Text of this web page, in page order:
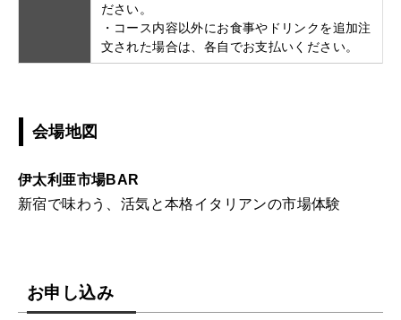
ださい。
・コース内容以外にお食事やドリンクを追加注
文された場合は、各自でお支払いください。
会場地図
伊太利亜市場BAR
新宿で味わう、活気と本格イタリアンの市場体験
お申し込み